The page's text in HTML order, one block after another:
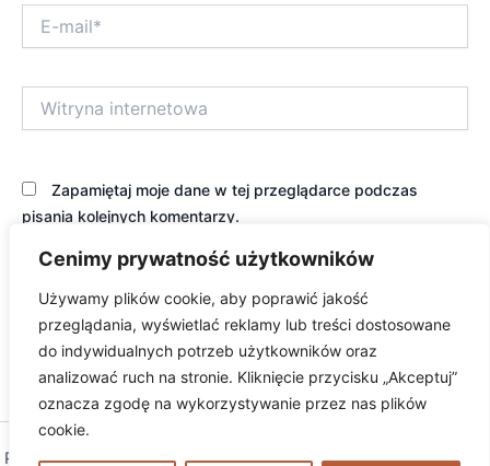
Cenimy prywatność użytkowników
Używamy plików cookie, aby poprawić jakość
przeglądania, wyświetlać reklamy lub treści dostosowane
do indywidualnych potrzeb użytkowników oraz
analizować ruch na stronie. Kliknięcie przycisku „Akceptuj”
oznacza zgodę na wykorzystywanie przez nas plików
cookie.
mail*
internetowa
Zapamiętaj moje dane w tej przeglądarce podczas
pisania kolejnych komentarzy.
Prawa autorskie © 2026 excambium | Obsługiwane przezMotyw